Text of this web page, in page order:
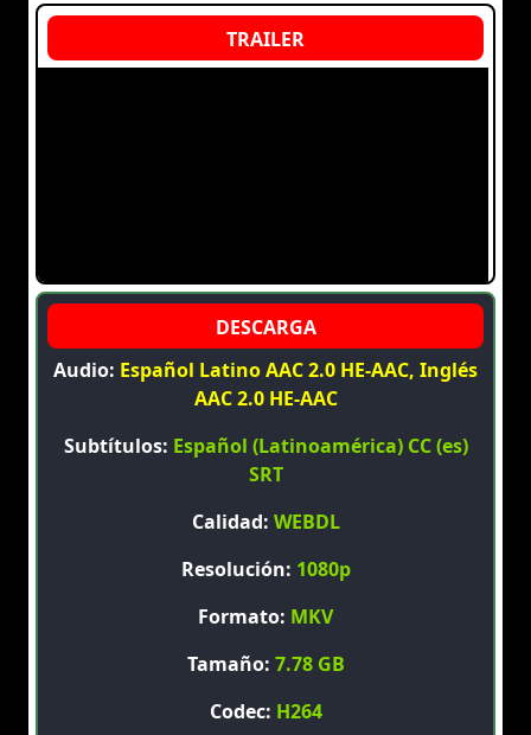
Audio: Español Latino AAC 2.0 HE-AAC, Inglés
AAC 2.0 HE-AAC
Subtítulos: Español (Latinoamérica) CC (es)
SRT
Calidad: WEBDL
Resolución: 1080p
Formato: MKV
Tamaño: 7.78 GB
Codec: H264